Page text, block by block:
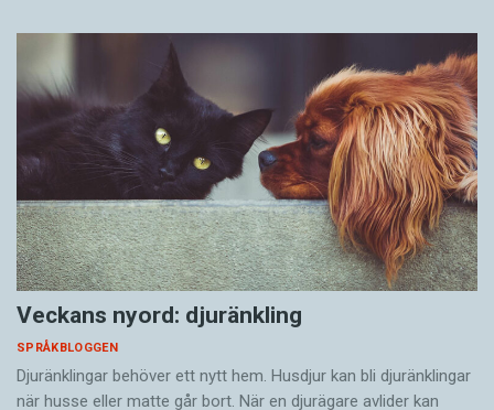
Veckans nyord: djuränkling
SPRÅKBLOGGEN
Djuränklingar behöver ett nytt hem. Husdjur kan bli djuränklingar
när husse eller matte går bort. När en djurägare avlider kan